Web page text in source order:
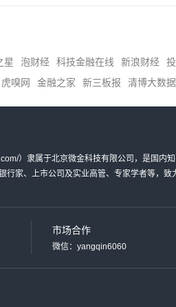
星 泡财经 科技金融在线 新浪财经
虎嗅网 金融之家 新三板报 清博大数据
）隶属于北京微金科技有限公司，是国内
行家、上市公司及实业高管、专家学者等，
市场合作
微信：yangqin6060